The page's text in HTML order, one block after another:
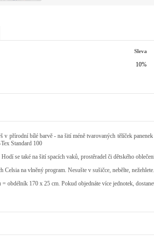
Sleva
10%
v přírodní bílé barvě - na šití méně tvarovaných tělíček
Standard 100
se také na šití spacích vaků, prostěradel či dětského
Celsia na vlněný program. Nesušte v sušičce, nebělte, nežehlete.
obdélník 170 x 25 cm. Pokud objednáte více jednotek,